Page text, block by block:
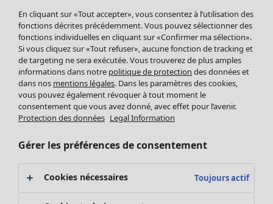
Leggings et collants
Accessoires
Chaussures
Vêtements de bain
Basics
Soldes Mobilier
Bonnes affaires déco
Décoration
Textiles
Tapis
Éponge
En cliquant sur «Tout accepter», vous consentez à l’utilisation des
fonctions décrites précédemment. Vous pouvez sélectionner des
fonctions individuelles en cliquant sur «Confirmer ma sélection».
Si vous cliquez sur «Tout refuser», aucune fonction de tracking et
de targeting ne sera exécutée. Vous trouverez de plus amples
informations dans notre politique de protection des données et
dans nos mentions légales. Dans les paramètres des cookies,
vous pouvez également révoquer à tout moment le
consentement que vous avez donné, avec effet pour l’avenir.
Protection des données Legal Information
Gérer les préférences de consentement
Cookies nécessaires Toujours actif